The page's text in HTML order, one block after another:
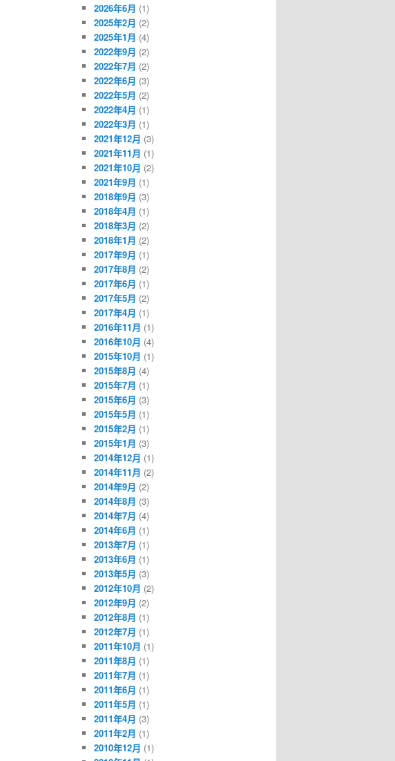
2026年6月 (1)
2025年2月 (2)
2025年1月 (4)
2022年9月 (2)
2022年7月 (2)
2022年6月 (3)
2022年5月 (2)
2022年4月 (1)
2022年3月 (1)
2021年12月 (3)
2021年11月 (1)
2021年10月 (2)
2021年9月 (1)
2018年9月 (3)
2018年4月 (1)
2018年3月 (2)
2018年1月 (2)
2017年9月 (1)
2017年8月 (2)
2017年6月 (1)
2017年5月 (2)
2017年4月 (1)
2016年11月 (1)
2016年10月 (4)
2015年10月 (1)
2015年8月 (4)
2015年7月 (1)
2015年6月 (3)
2015年5月 (1)
2015年2月 (1)
2015年1月 (3)
2014年12月 (1)
2014年11月 (2)
2014年9月 (2)
2014年8月 (3)
2014年7月 (4)
2014年6月 (1)
2013年7月 (1)
2013年6月 (1)
2013年5月 (3)
2012年10月 (2)
2012年9月 (2)
2012年8月 (1)
2012年7月 (1)
2011年10月 (1)
2011年8月 (1)
2011年7月 (1)
2011年6月 (1)
2011年5月 (1)
2011年4月 (3)
2011年2月 (1)
2010年12月 (1)